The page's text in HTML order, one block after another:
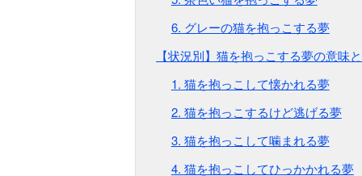
6. グレーの猫を抱っこする夢
【状況別】猫を抱っこする夢の意味
1. 猫を抱っこして懐かれる夢
2. 猫を抱っこするけど逃げる夢
3. 猫を抱っこして噛まれる夢
4. 猫を抱っこしてひっかかれる夢